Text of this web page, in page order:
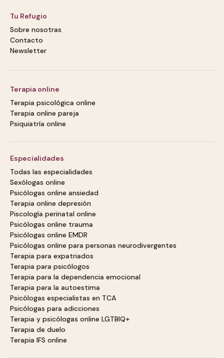
Tu Refugio
Sobre nosotras
Contacto
Newsletter
Terapia online
Terapia psicológica online
Terapia online pareja
Psiquiatría online
Especialidades
Todas las especialidades
Sexólogas online
Psicólogas online ansiedad
Terapia online depresión
Piscología perinatal online
Psicólogas online trauma
Psicólogas online EMDR
Psicólogas online para personas neurodivergentes
Terapia para expatriados
Terapia para psicólogos
Terapia para la dependencia emocional
Terapia para la autoestima
Psicólogas especialistas en TCA
Psicólogas para adicciones
Terapia y psicólogas online LGTBIQ+
Terapia de duelo
Terapia IFS online